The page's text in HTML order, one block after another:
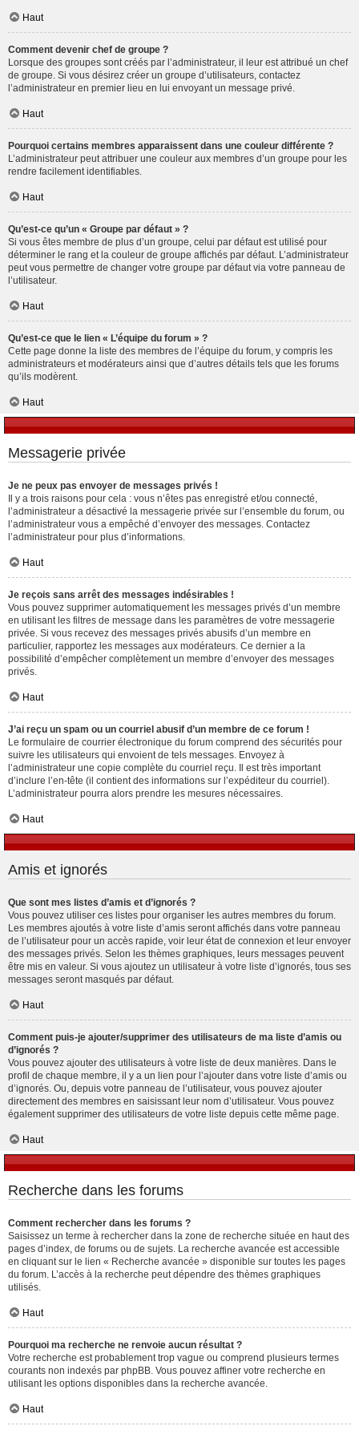
Haut
Comment devenir chef de groupe ?
Lorsque des groupes sont créés par l’administrateur, il leur est attribué un chef
de groupe. Si vous désirez créer un groupe d’utilisateurs, contactez
l’administrateur en premier lieu en lui envoyant un message privé.
Haut
Pourquoi certains membres apparaissent dans une couleur différente ?
L’administrateur peut attribuer une couleur aux membres d’un groupe pour les
rendre facilement identifiables.
Haut
Qu’est-ce qu’un « Groupe par défaut » ?
Si vous êtes membre de plus d’un groupe, celui par défaut est utilisé pour
déterminer le rang et la couleur de groupe affichés par défaut. L’administrateur
peut vous permettre de changer votre groupe par défaut via votre panneau de
l’utilisateur.
Haut
Qu’est-ce que le lien « L’équipe du forum » ?
Cette page donne la liste des membres de l’équipe du forum, y compris les
administrateurs et modérateurs ainsi que d’autres détails tels que les forums
qu’ils modèrent.
Haut
Messagerie privée
Je ne peux pas envoyer de messages privés !
Il y a trois raisons pour cela : vous n’êtes pas enregistré et/ou connecté,
l’administrateur a désactivé la messagerie privée sur l’ensemble du forum, ou
l’administrateur vous a empêché d’envoyer des messages. Contactez
l’administrateur pour plus d’informations.
Haut
Je reçois sans arrêt des messages indésirables !
Vous pouvez supprimer automatiquement les messages privés d’un membre
en utilisant les filtres de message dans les paramètres de votre messagerie
privée. Si vous recevez des messages privés abusifs d’un membre en
particulier, rapportez les messages aux modérateurs. Ce dernier a la
possibilité d’empêcher complètement un membre d’envoyer des messages
privés.
Haut
J’ai reçu un spam ou un courriel abusif d’un membre de ce forum !
Le formulaire de courrier électronique du forum comprend des sécurités pour
suivre les utilisateurs qui envoient de tels messages. Envoyez à
l’administrateur une copie complète du courriel reçu. Il est très important
d’inclure l’en-tête (il contient des informations sur l’expéditeur du courriel).
L’administrateur pourra alors prendre les mesures nécessaires.
Haut
Amis et ignorés
Que sont mes listes d’amis et d’ignorés ?
Vous pouvez utiliser ces listes pour organiser les autres membres du forum.
Les membres ajoutés à votre liste d’amis seront affichés dans votre panneau
de l’utilisateur pour un accès rapide, voir leur état de connexion et leur envoyer
des messages privés. Selon les thèmes graphiques, leurs messages peuvent
être mis en valeur. Si vous ajoutez un utilisateur à votre liste d’ignorés, tous ses
messages seront masqués par défaut.
Haut
Comment puis-je ajouter/supprimer des utilisateurs de ma liste d’amis ou
d’ignorés ?
Vous pouvez ajouter des utilisateurs à votre liste de deux manières. Dans le
profil de chaque membre, il y a un lien pour l’ajouter dans votre liste d’amis ou
d’ignorés. Ou, depuis votre panneau de l’utilisateur, vous pouvez ajouter
directement des membres en saisissant leur nom d’utilisateur. Vous pouvez
également supprimer des utilisateurs de votre liste depuis cette même page.
Haut
Recherche dans les forums
Comment rechercher dans les forums ?
Saisissez un terme à rechercher dans la zone de recherche située en haut des
pages d’index, de forums ou de sujets. La recherche avancée est accessible
en cliquant sur le lien « Recherche avancée » disponible sur toutes les pages
du forum. L’accès à la recherche peut dépendre des thèmes graphiques
utilisés.
Haut
Pourquoi ma recherche ne renvoie aucun résultat ?
Votre recherche est probablement trop vague ou comprend plusieurs termes
courants non indexés par phpBB. Vous pouvez affiner votre recherche en
utilisant les options disponibles dans la recherche avancée.
Haut